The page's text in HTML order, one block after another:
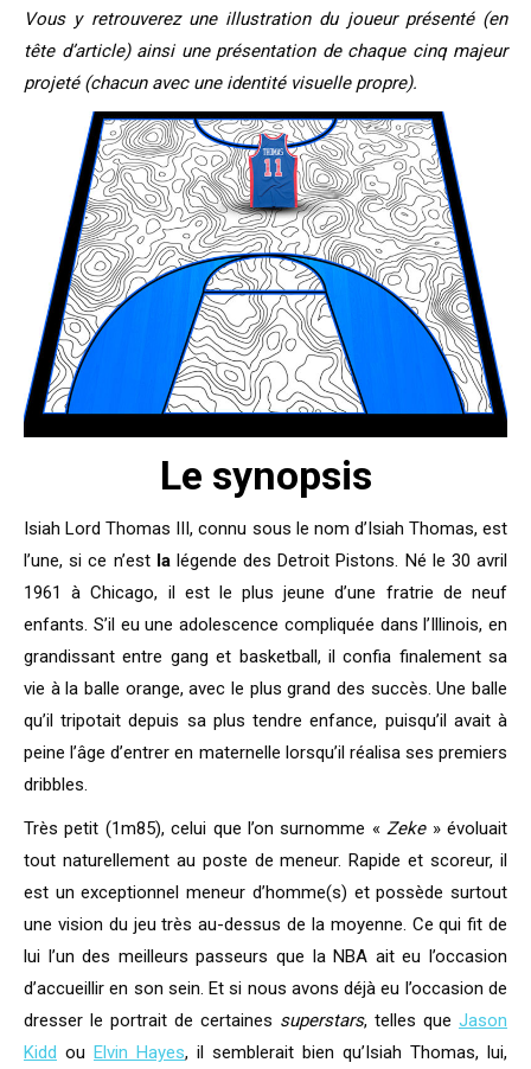
Vous y retrouverez une illustration du joueur présenté (en
tête d’article) ainsi une présentation de chaque cinq majeur
projeté (chacun avec une identité visuelle propre).
Le synopsis
Isiah Lord Thomas III, connu sous le nom d’Isiah Thomas, est
l’une, si ce n’est lalégende des Detroit Pistons. Né le 30 avril
1961 à Chicago, il est le plus jeune d’une fratrie de neuf
enfants. S’il eu une adolescence compliquée dans l’Illinois, en
grandissant entre gang et basketball, il confia finalement sa
vie à la balle orange, avec le plus grand des succès. Une balle
qu’il tripotait depuis sa plus tendre enfance, puisqu’il avait à
peine l’âge d’entrer en maternelle lorsqu’il réalisa ses premiers
dribbles.
Très petit (1m85), celui que l’on surnomme «Zeke» évoluait
tout naturellement au poste de meneur. Rapide et scoreur, il
est un exceptionnel meneur d’homme(s) et possède surtout
une vision du jeu très au-dessus de la moyenne. Ce qui fit de
lui l’un des meilleurs passeurs que la NBA ait eu l’occasion
d’accueillir en son sein. Et si nous avons déjà eu l’occasion de
dresser le portrait de certaines superstars, telles que Jason
Kidd ou Elvin Hayes, il semblerait bien qu’Isiah Thomas, lui,